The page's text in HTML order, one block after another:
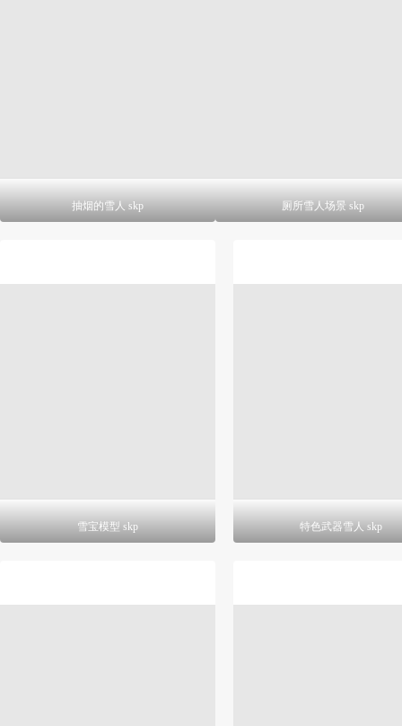
抽烟的雪人 skp 厕所雪人场景 skp
雪宝模型 skp 特色武器雪人 skp